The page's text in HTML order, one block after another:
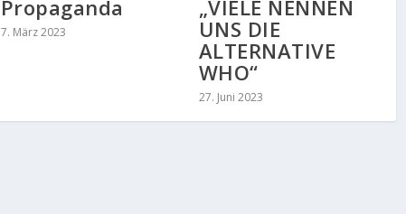
Propaganda
7. März 2023
„VIELE NENNEN
UNS DIE
ALTERNATIVE
WHO“
27. Juni 2023